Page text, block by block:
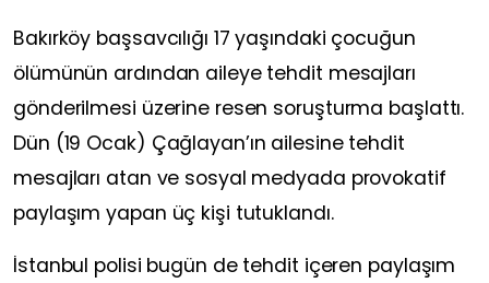
Bakırköy başsavcılığı 17 yaşındaki çocuğun
ölümünün ardından aileye tehdit mesajları
gönderilmesi üzerine resen soruşturma başlattı.
Dün (19 Ocak) Çağlayan’ın ailesine tehdit
mesajları atan ve sosyal medyada provokatif
paylaşım yapan üç kişi tutuklandı.
İstanbul polisi bugün de tehdit içeren paylaşım